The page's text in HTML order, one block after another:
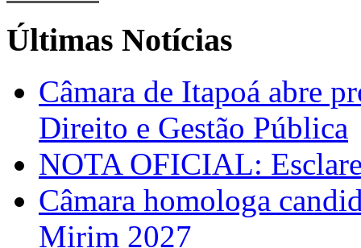
Últimas Notícias
Câmara de Itapoá abre
Direito e Gestão Pública
NOTA OFICIAL:
Câmara homologa
Mirim 2027